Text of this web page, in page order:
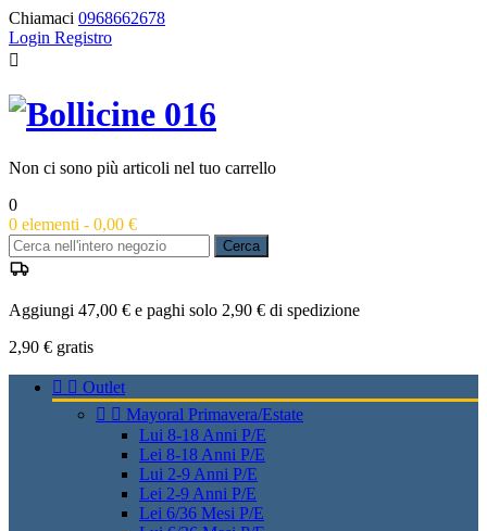
Chiamaci 0968662678
Login Registro

Non ci sono più articoli nel tuo carrello
0
0 elementi - 0,00 €
Cerca
Aggiungi 47,00 € e paghi solo 2,90 € di spedizione
2,90 € gratis
  Outlet
  Mayoral Primavera/Estate
Lui 8-18 Anni P/E
Lei 8-18 Anni P/E
Lui 2-9 Anni P/E
Lei 2-9 Anni P/E
Lei 6/36 Mesi P/E